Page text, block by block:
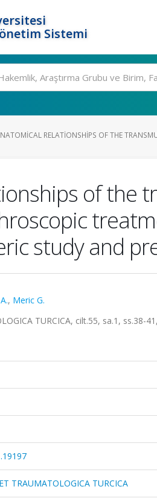
Sistemi
RELATIONSHIPS OF THE
of the
study and
, Meric G.
TURCICA, cilt.55, sa.1, ss.38-
TRAUMATOLOGICA TURCICA